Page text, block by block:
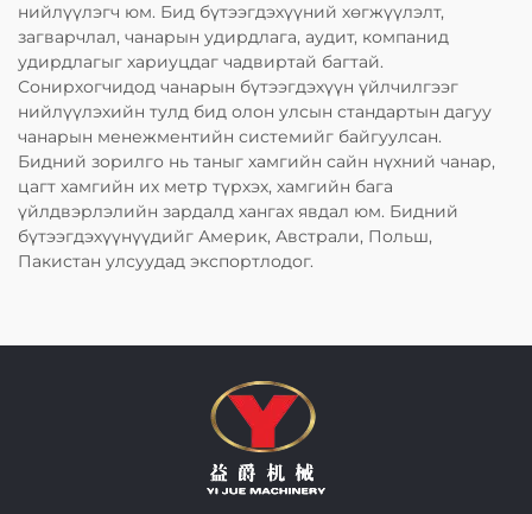
нийлүүлэгч юм. Бид бүтээгдэхүүний хөгжүүлэлт,
загварчлал, чанарын удирдлага, аудит, компанид
удирдлагыг хариуцдаг чадвиртай багтай.
Сонирхогчидод чанарын бүтээгдэхүүн үйлчилгээг
нийлүүлэхийн тулд бид олон улсын стандартын дагуу
чанарын менежментийн системийг байгуулсан.
Бидний зорилго нь таныг хамгийн сайн нүхний чанар,
цагт хамгийн их метр түрхэх, хамгийн бага
үйлдвэрлэлийн зардалд хангах явдал юм. Бидний
бүтээгдэхүүнүүдийг Америк, Австрали, Польш,
Пакистан улсуудад экспортлодог.